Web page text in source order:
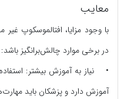
معایب
با وجود مزایا، افتالموسکوپ
در برخی موارد چالش‌برانگیز باشد:
• نیاز به آموزش بیشتر:
آموزش دارد و پزشکان باید